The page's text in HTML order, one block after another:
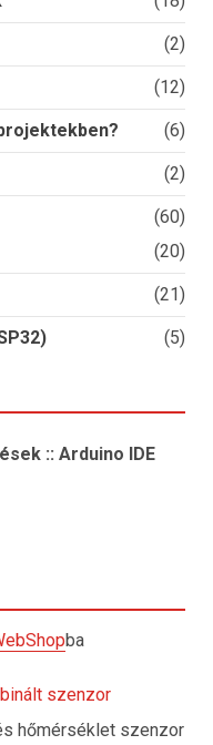
(2)
(12)
(6)
(2)
(60)
(20)
(21)
(5)
:: Arduino IDE
ba
szenzor
hőmérséklet szenzor